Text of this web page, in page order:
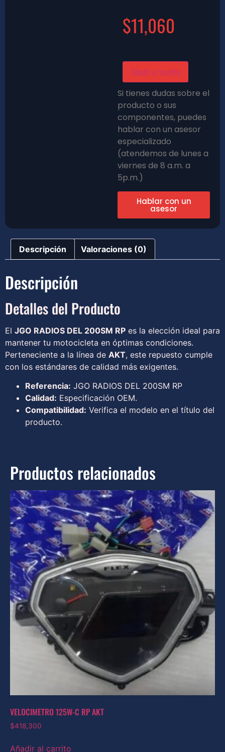
$11,060
Añadir al carrito
Si tienes dudas sobre el
producto o sus
componentes, puedes
hablar con un asesor
especializado
(atendemos de lunes a
viernes de 8 a.m. a
5p.m.)
Hablar con un
asesor
Descripción Valoraciones (0)
Descripción
Detalles del Producto
El JGO RADIOS DEL 200SM RP es la elección ideal para
mantener tu motocicleta en óptimas condiciones.
Perteneciente a la línea de AKT, este repuesto cumple
con los estándares de calidad más exigentes.
Referencia: JGO RADIOS DEL 200SM RP
Calidad: Especificación OEM.
Compatibilidad: Verifica el modelo en el título del
producto.
Productos relacionados
VELOCIMETRO 125W-C RP AKT
$418,300
Añadir al carrito